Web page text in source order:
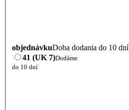
objednávkuDoba dodania do 10 dní
41 (UK 7)Dodáme
do 10 dní